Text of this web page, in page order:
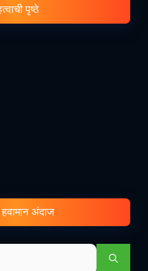
पृष्ठे
हवामान अंदाज